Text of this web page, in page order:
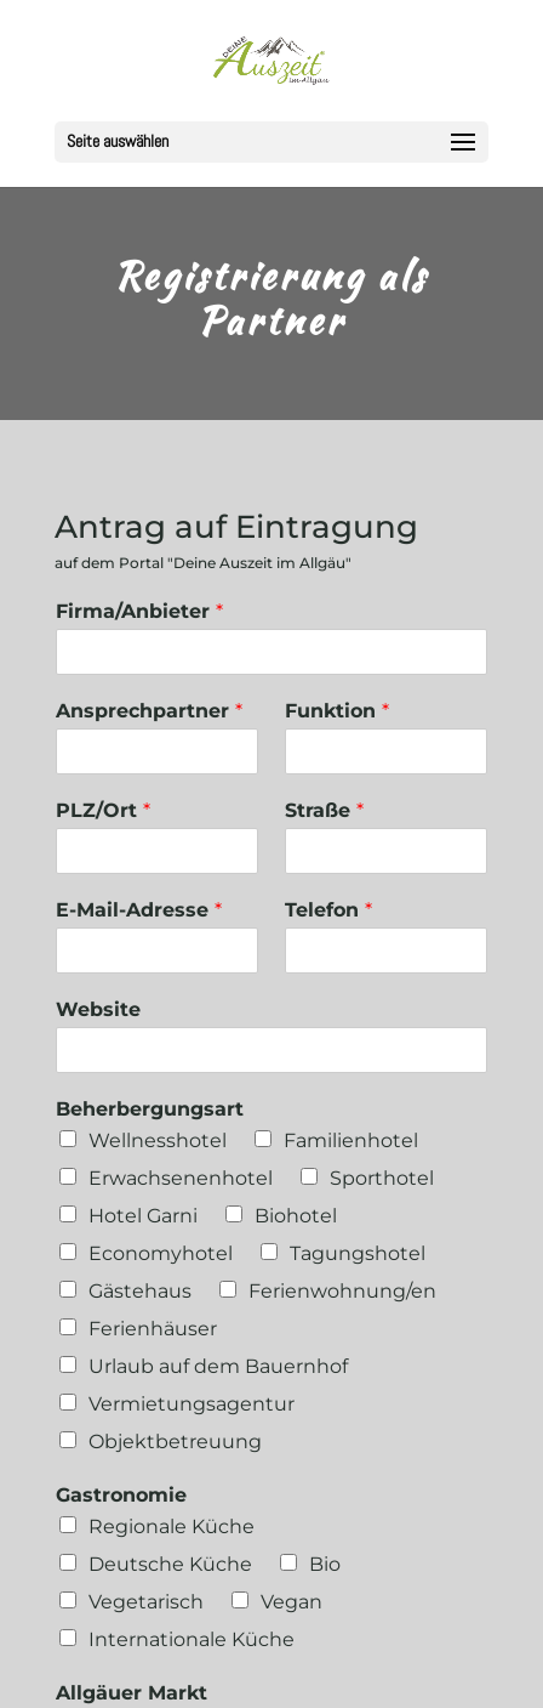
Seite auswählen
Registrierung als
Partner
Antrag auf Eintragung
auf dem Portal "Deine Auszeit im Allgäu"
Firma/Anbieter *
Ansprechpartner * Funktion *
PLZ/Ort * Straße *
E-Mail-Adresse * Telefon *
Website
Beherbergungsart
Wellnesshotel
Familienhotel
Erwachsenenhotel
Sporthotel
Hotel Garni
Biohotel
Economyhotel
Tagungshotel
Gästehaus
Ferienwohnung/en
Ferienhäuser
Urlaub auf dem Bauernhof
Vermietungsagentur
Objektbetreuung
Gastronomie
Regionale Küche
Deutsche Küche
Bio
Vegetarisch
Vegan
Internationale Küche
Allgäuer Markt